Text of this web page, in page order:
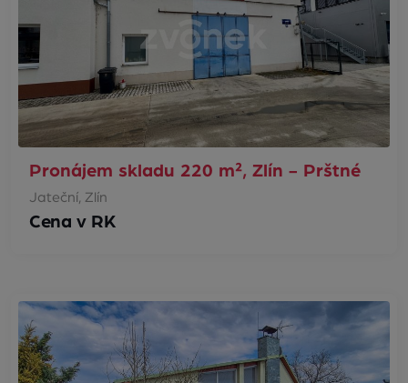
Pronájem skladu 220 m², Zlín - Prštné
Jateční, Zlín
Cena v RK